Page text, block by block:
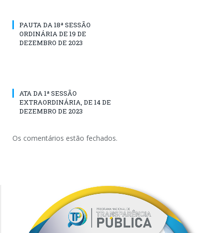
PAUTA DA 18ª SESSÃO
ORDINÁRIA DE 19 DE
DEZEMBRO DE 2023
ATA DA 1ª SESSÃO
EXTRAORDINÁRIA, DE 14 DE
DEZEMBRO DE 2023
Os comentários estão fechados.